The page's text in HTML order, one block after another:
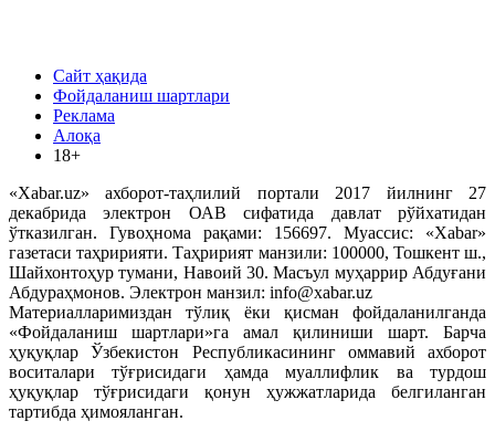
Сайт ҳақида
Фойдаланиш шартлари
Реклама
Алоқа
18+
«Xabar.uz» ахборот-таҳлилий портали 2017 йилнинг 27
декабрида электрон ОАВ сифатида давлат рўйхатидан
ўтказилган. Гувоҳнома рақами: 156697. Муассис: «Xabar»
газетаси таҳририяти. Таҳририят манзили: 100000, Тошкент ш.,
Шайхонтоҳур тумани, Навоий 30. Масъул муҳаррир Абдуғани
Абдураҳмонов. Электрон манзил: info@xabar.uz
Материалларимиздан тўлиқ ёки қисман фойдаланилганда
«Фойдаланиш шартлари»га амал қилиниши шарт. Барча
ҳуқуқлар Ўзбекистон Республикасининг оммавий ахборот
воситалари тўғрисидаги ҳамда муаллифлик ва турдош
ҳуқуқлар тўғрисидаги қонун ҳужжатларида белгиланган
тартибда ҳимояланган.